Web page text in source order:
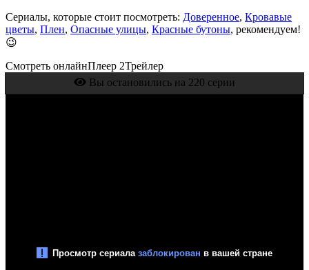
Сериалы, которые стоит посмотреть: Доверенное, Кровавые
цветы, Плен, Опасные улицы, Красные бутоны, рекомендуем!
😉
Смотреть онлайнПлеер 2Трейлер
Вы остановились на 220 серии